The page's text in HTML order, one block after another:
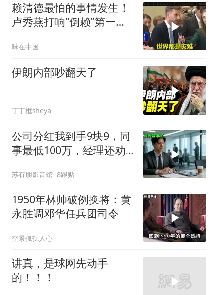
赖清德最怕的事情发生！
卢秀燕打响“倒赖”第一
味在中国
伊朗内部吵翻天了
丁丁框sheya
公司分红我到手9块9，同
事最低100万，经理还劝
苏有朋影音馆 8跟贴
1950年林帅破例换将：黄
永胜调邓华任兵团司令
空景孤扰人心
讲真，是球网先动手
的！！！